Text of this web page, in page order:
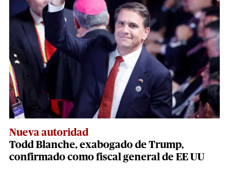
Nueva autoridad
Todd Blanche, exabogado de Trump,
confirmado como fiscal general de EE UU